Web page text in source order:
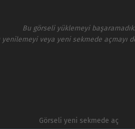
Bu görseli yüklemeyi başaramadık.
yenilemeyi veya yeni sekmede açmayı
Görseli yeni sekmede aç